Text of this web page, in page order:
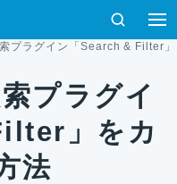
検索
プラグイン「Search & Filter
プラグイ
」をカ
法